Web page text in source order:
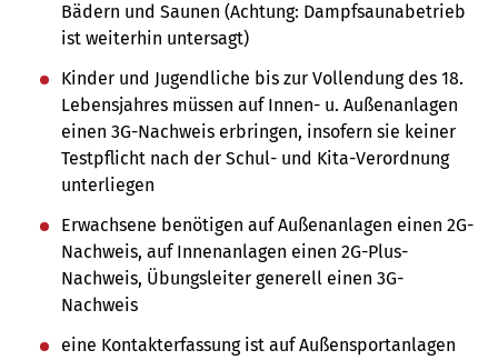
Bädern und Saunen (Achtung: Dampfsaunabetrieb
ist weiterhin untersagt)
Kinder und Jugendliche bis zur Vollendung des 18.
Lebensjahres müssen auf Innen- u. Außenanlagen
einen 3G-Nachweis erbringen, insofern sie keiner
Testpflicht nach der Schul- und Kita-Verordnung
unterliegen
Erwachsene benötigen auf Außenanlagen einen 2G-
Nachweis, auf Innenanlagen einen 2G-Plus-
Nachweis, Übungsleiter generell einen 3G-
Nachweis
eine Kontakterfassung ist auf Außensportanlagen